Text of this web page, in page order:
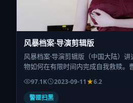
风暴档案·导演剪辑版
风暴档案·导演剪辑版（中国大陆）
物如何在有限时间内完成自我救赎。
言，安妮·海瑟薇、宋佳、任素汐、
何的表演层次丰富。影片定于 2023-
网络平台，国庆档前后公映，片长143
97.1K 2023-09-11
6.2
警匪扫黑